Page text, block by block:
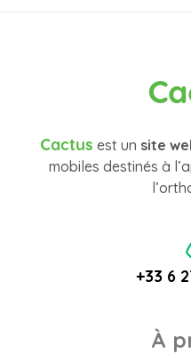
Cactus est un site
mobiles destinés à
+33 6
À